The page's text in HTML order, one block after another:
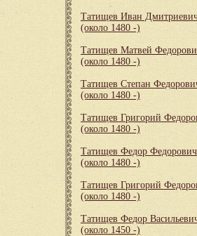
Татищев Иван
(около 1480 -)
Татищев Матвей
(около 1480 -)
Татищев Степан
(около 1480 -)
Татищев Григорий
(около 1480 -)
Татищев Федор
(около 1480 -)
Татищев Григорий
(около 1480 -)
Татищев Федор
(около 1450 -)